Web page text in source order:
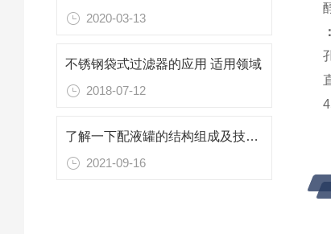
2020-03-13
不锈钢袋式过滤器的应用 适用领域
2018-07-12
了解一下配液罐的结构组成及技术功能吧
2021-09-16
：